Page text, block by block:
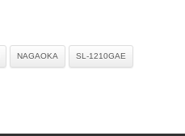
NAGAOKA SL-1210GAE